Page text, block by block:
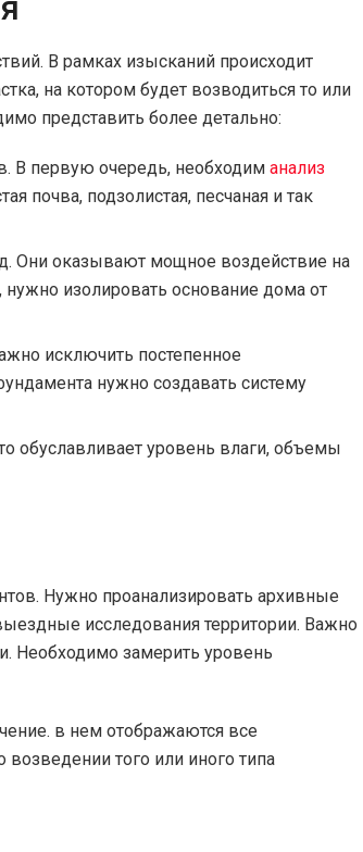
В рамках изысканий происходит
на котором будет возводиться то или
представить более детально:
В первую очередь, необходим анализ
почва, подзолистая, песчаная и так
Они оказывают мощное воздействие на
нужно изолировать основание дома от
исключить постепенное
нужно создавать систему
обуславливает уровень влаги, объемы
Нужно проанализировать архивные
исследования территории. Важно
Необходимо замерить уровень
в нем отображаются все
возведении того или иного типа